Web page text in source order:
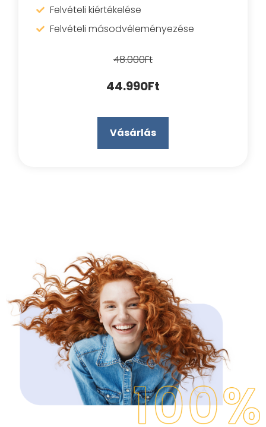
Felvételi kiértékelése
Felvételi másodvéleményezése
48.000Ft
44.990Ft
Vásárlás